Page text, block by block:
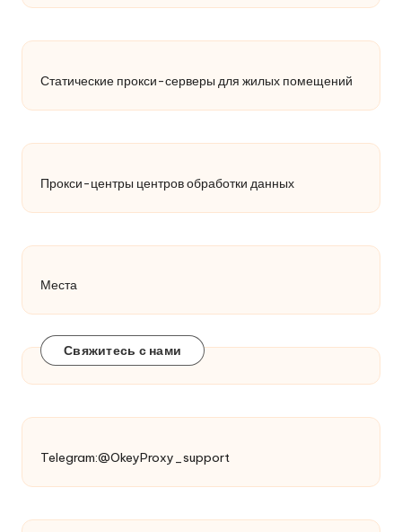
Статические прокси-серверы для жилых помещений
Прокси-центры центров обработки данных
Места
Свяжитесь с нами
Telegram:@OkeyProxy_support